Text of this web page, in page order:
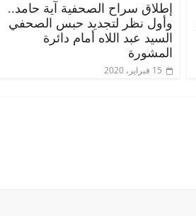
إطلاق سراح الصحفية آية حامد..
وأول نظر لتجديد حبس الصحفي
السيد عبد اللاه أمام دائرة
المشورة
15 فبراير، 2020